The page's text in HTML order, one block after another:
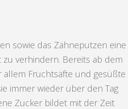
sowie das Zähneputzen eine
verhindern. Bereits ab dem
Fruchtsäfte und gesüßte
immer wieder über den Tag
Zucker bildet mit der Zeit